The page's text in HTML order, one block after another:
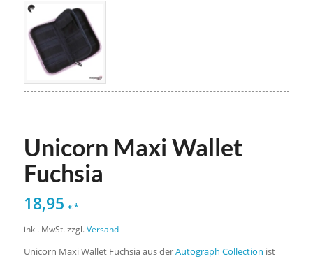
Unicorn Maxi Wallet
Fuchsia
18,95 €*
inkl. MwSt. zzgl.Versand
Unicorn Maxi Wallet Fuchsia aus derAutograph Collection ist